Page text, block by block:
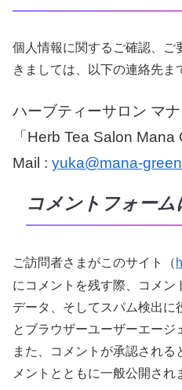
個人情報に関するご確認、ご
きましては、以下の連絡先ま
ハーブティーサロン マ
「Herb Tea Salon Mana
Mail : yuka@mana-
コメントフォーム
ご訪問者さまがこのサイト（
にコメントを残す際、コメン
データ、そしてスパム検出に
とブラウザーユーザーエージ
また、コメントが承認される
メントとともに一般公開され